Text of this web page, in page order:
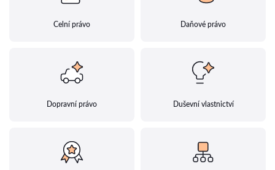
Celní právo Daňové právo
Dopravní právo Duševní vlastnictví